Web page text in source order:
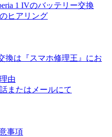
1 IVのバッテリー交換
ヒアリング
換は『スマホ修理王』にお
由
またはメールにて
事項